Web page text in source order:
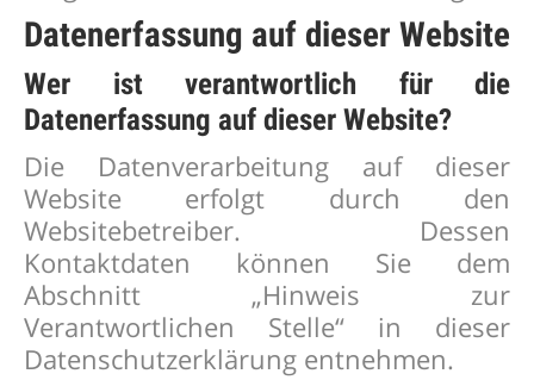
Datenerfassung auf dieser Website
Wer ist verantwortlich für die
Datenerfassung auf dieser Website?
Die Datenverarbeitung auf dieser
Website erfolgt durch den
Websitebetreiber. Dessen
Kontaktdaten können Sie dem
Abschnitt „Hinweis zur
Verantwortlichen Stelle“ in dieser
Datenschutzerklärung entnehmen.